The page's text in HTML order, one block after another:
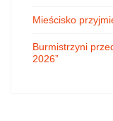
Mieścisko
Burmistrzyni
2026”